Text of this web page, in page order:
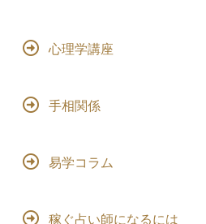
心理学講座
手相関係
易学コラム
稼ぐ占い師になるには